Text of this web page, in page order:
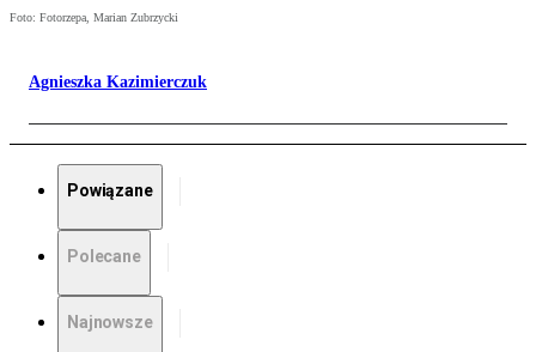
Foto: Fotorzepa, Marian Zubrzycki
Agnieszka Kazimierczuk
Powiązane
Polecane
Najnowsze